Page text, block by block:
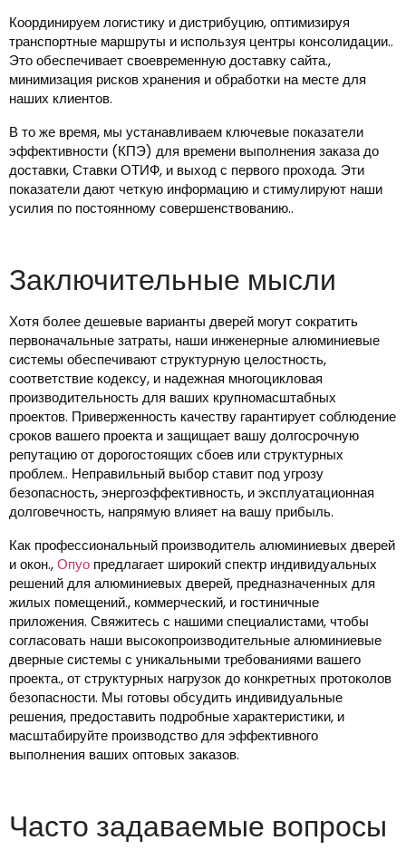
Координируем логистику и дистрибуцию, оптимизируя
транспортные маршруты и используя центры консолидации..
Это обеспечивает своевременную доставку сайта.,
минимизация рисков хранения и обработки на месте для
наших клиентов.
В то же время, мы устанавливаем ключевые показатели
эффективности (КПЭ) для времени выполнения заказа до
доставки, Ставки ОТИФ, и выход с первого прохода. Эти
показатели дают четкую информацию и стимулируют наши
усилия по постоянному совершенствованию..
Заключительные мысли
Хотя более дешевые варианты дверей могут сократить
первоначальные затраты, наши инженерные алюминиевые
системы обеспечивают структурную целостность,
соответствие кодексу, и надежная многоцикловая
производительность для ваших крупномасштабных
проектов. Приверженность качеству гарантирует соблюдение
сроков вашего проекта и защищает вашу долгосрочную
репутацию от дорогостоящих сбоев или структурных
проблем.. Неправильный выбор ставит под угрозу
безопасность, энергоэффективность, и эксплуатационная
долговечность, напрямую влияет на вашу прибыль.
Как профессиональный производитель алюминиевых дверей
и окон.,Опуо предлагает широкий спектр индивидуальных
решений для алюминиевых дверей, предназначенных для
жилых помещений., коммерческий, и гостиничные
приложения. Свяжитесь с нашими специалистами, чтобы
согласовать наши высокопроизводительные алюминиевые
дверные системы с уникальными требованиями вашего
проекта., от структурных нагрузок до конкретных протоколов
безопасности. Мы готовы обсудить индивидуальные
решения, предоставить подробные характеристики, и
масштабируйте производство для эффективного
выполнения ваших оптовых заказов.
Часто задаваемые вопросы